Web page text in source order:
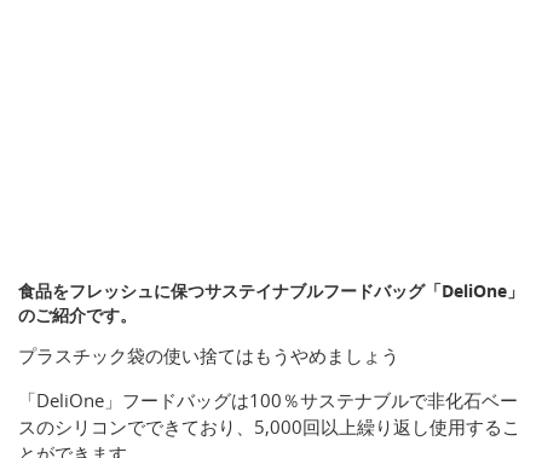
食品をフレッシュに保つサステイナブルフードバッグ「DeliOne」
のご紹介です。
プラスチック袋の使い捨てはもうやめましょう
「DeliOne」フードバッグは100％サステナブルで非化石ベー
スのシリコンでできており、5,000回以上繰り返し使用するこ